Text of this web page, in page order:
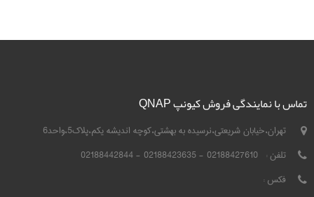
تماس با نمایندگی فروش کیونپ QNAP
تهران،خیابان شریعتی،نرسیده به بهشتی،کوچه اندیشه یکم،پلاک5،واحد6
تلفن : 02188427610 - 02188423635 - 02188442844
فکس :